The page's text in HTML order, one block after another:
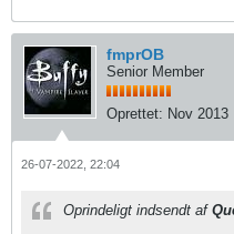
fmprOB
Senior Member
Oprettet: Nov 2013
26-07-2022, 22:04
Oprindeligt indsendt af